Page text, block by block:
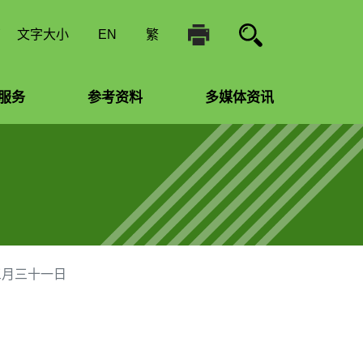
文字大小 EN 繁
务 参考资料 多媒体资讯
三十一日